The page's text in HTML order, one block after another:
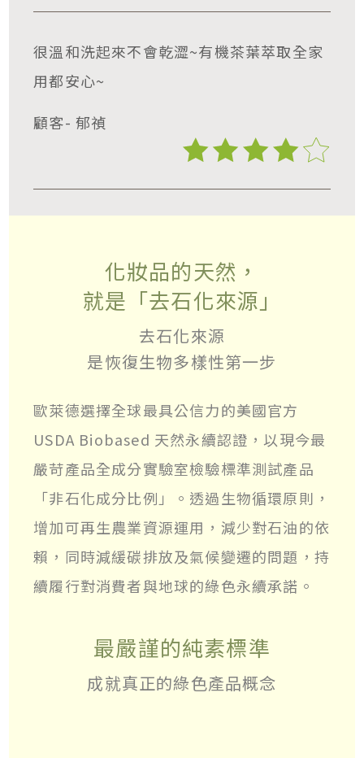
很溫和洗起來不會乾澀~有機茶葉萃取全家
用都安心~
顧客- 郁禎
化妝品的天然，
就是「去石化來源」
去石化來源
是恢復生物多樣性第一步
歐萊德選擇全球最具公信力的美國官方
USDA Biobased 天然永續認證，以現今最
嚴苛產品全成分實驗室檢驗標準測試產品
「非石化成分比例」。透過生物循環原則，
增加可再生農業資源運用，減少對石油的依
賴，同時減緩碳排放及氣候變遷的問題，持
續履行對消費者與地球的綠色永續承諾。
最嚴謹的純素標準
成就真正的綠色產品概念